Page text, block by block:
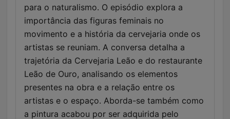
para o naturalismo. O episódio explora a
importância das figuras feminais no
movimento e a história da cervejaria onde os
artistas se reuniam. A conversa detalha a
trajetória da Cervejaria Leão e do restaurante
Leão de Ouro, analisando os elementos
presentes na obra e a relação entre os
artistas e o espaço. Aborda-se também como
a pintura acabou por ser adquirida pelo